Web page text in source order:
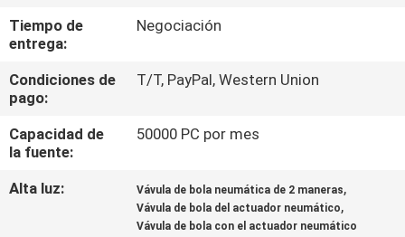
CONTACTA
CON
NOSOTROS
SOLICITAR
UNA CITA
Tiempo de
entrega:
Negociación
Condiciones de
pago:
T/T, PayPal, Western Union
Capacidad de
la fuente:
50000 PC por mes
Alta luz: Vávula de bola neumática de 2 maneras,
Vávula de bola del actuador neumático,
Vávula de bola con el actuador neumático